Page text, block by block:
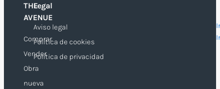
THE
AVENUE
Comprar
Vender
Obra
nueva
Legal
Aviso legal
Política de cookies
Política de privacidad